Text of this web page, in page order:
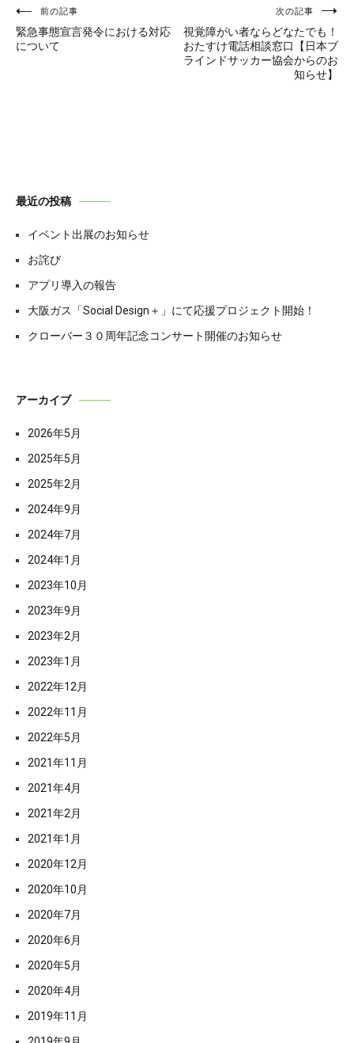
投
稿
シ
ョ
ン
前の記事
緊急事態宣言発令における対応
について
次の記事
視覚障がい者ならどなたでも！
おたすけ電話相談窓口【日本ブ
ラインドサッカー協会からのお
知らせ】
最近の投稿
イベント出展のお知らせ
お詫び
アプリ導入の報告
大阪ガス「Social Design＋」にて応援プロジェクト開始！
クローバー３０周年記念コンサート開催のお知らせ
アーカイブ
2026年5月
2025年5月
2025年2月
2024年9月
2024年7月
2024年1月
2023年10月
2023年9月
2023年2月
2023年1月
2022年12月
2022年11月
2022年5月
2021年11月
2021年4月
2021年2月
2021年1月
2020年12月
2020年10月
2020年7月
2020年6月
2020年5月
2020年4月
2019年11月